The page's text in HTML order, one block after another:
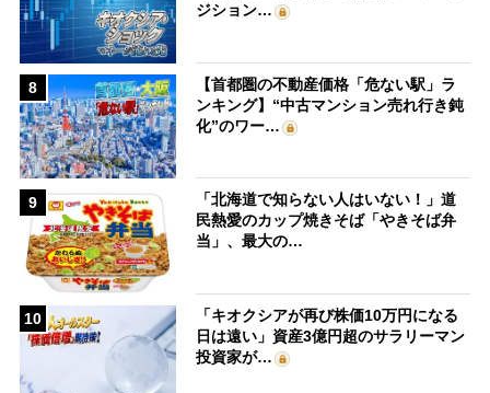
ジション…
8
【首都圏の不動産価格「危ない駅」ラ
ンキング】“中古マンション売れ行き鈍
化”のワー…
9
「北海道で知らない人はいない！」道
民熱愛のカップ焼きそば「やきそば弁
当」、最大の…
10
「キオクシアが再び株価10万円になる
日は遠い」資産3億円超のサラリーマン
投資家が…